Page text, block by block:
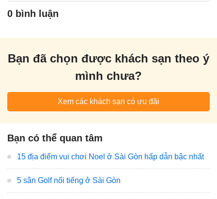
0 bình luận
Bạn đã chọn được khách sạn theo ý
mình chưa?
Xem các khách sạn có ưu đãi
Bạn có thể quan tâm
15 địa điểm vui chơi Noel ở Sài Gòn hấp dẫn bậc nhất
5 sân Golf nổi tiếng ở Sài Gòn